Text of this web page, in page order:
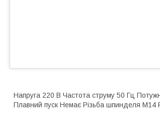
Напруга 220 В Частота струму 50 Гц
Плавний пуск Немає Різьба шпинделя М14